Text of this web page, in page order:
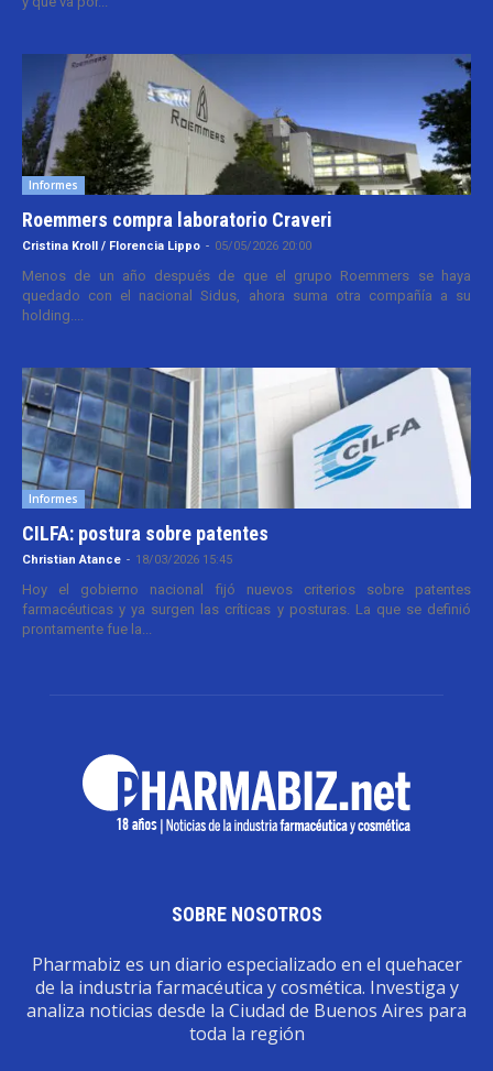
Informes
Roemmers compra laboratorio Craveri
Cristina Kroll / Florencia Lippo - 05/05/2026 20:00
Menos de un año después de que el grupo Roemmers se haya
quedado con el nacional Sidus, ahora suma otra compañía a su
holding....
Informes
CILFA: postura sobre patentes
Christian Atance - 18/03/2026 15:45
Hoy el gobierno nacional fijó nuevos criterios sobre patentes
farmacéuticas y ya surgen las críticas y posturas. La que se definió
prontamente fue la...
SOBRE NOSOTROS
Pharmabiz es un diario especializado en el quehacer
de la industria farmacéutica y cosmética. Investiga y
analiza noticias desde la Ciudad de Buenos Aires para
toda la región